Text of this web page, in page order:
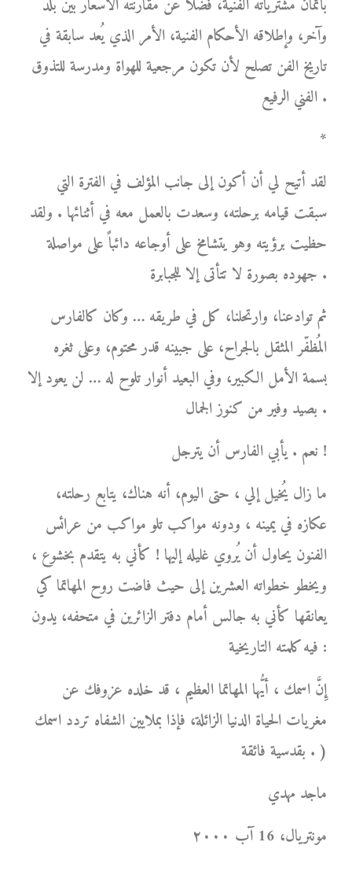
بأثمان مشترياته الفنية، فضلا عن مقارنته الأسعار بين بلد
وآخر، وإطلاقه الأحكام الفنية، الأمر الذي يُعد سابقة في
تاريخ الفن تصلح لأن تكون مرجعية للهواة ومدرسة للتذوق
الفني الرفيع .
*
لقد أتيح لي أن أكون إلى جانب المؤلف في الفترة التي
سبقت قيامه برحلته، وسعدت بالعمل معه في أثنائها . ولقد
حظيت برؤيته وهو يتشامخ على أوجاعه دائباً على مواصلة
جهوده بصورة لا تتأتى إلا للجبابرة .
ثم توادعنا، وارتحلنا، كل في طريقه … وكان كالفارس
المُظفّر المثقل بالجراح، على جبينه قدر محتوم، وعلى ثغره
بسمة الأمل الكبير، وفي البعيد أنوار تلوح له … لن يعود إلا
بصيد وفير من كنوز الجمال .
نعم . يأبي الفارس أن يترجل !
ما زال يُخيل إلي ، حتى اليوم، أنه هناك، يتابع رحلته،
عكازه في يمينه ، ودونه مواكب تلو مواكب من عرائس
الفنون يحاول أن يُروي غليله إليها ! كأني به يتقدم بخشوع ،
ويخطو خطواته العشرين إلى حيث فاضت روح المهاتما كي
يعانقها كأني به جالس أمام دفتر الزائرين في متحفه، يدون
فيه كلمته التاريخية :
إِنَّ اسمك ، أيُّها المهاتما العظيم ، قد خلده عزوفك عن
مغريات الحياة الدنيا الزائلة، فإذا بملايين الشفاه تردد اسمك
بقدسية فائقة . )
ماجد مهدي
مونتریال، 16 آب ۲۰۰۰